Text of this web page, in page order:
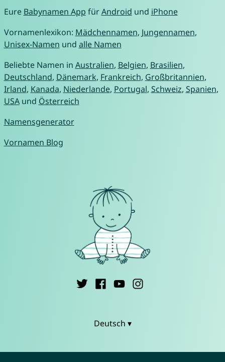
Eure Babynamen App fürAndroid und iPhone
Vornamenlexikon: Mädchennamen, Jungennamen,
Unisex-Namen und alle Namen
Beliebte Namen in Australien, Belgien, Brasilien,
Deutschland, Dänemark, Frankreich, Großbritannien,
Irland, Kanada, Niederlande, Portugal, Schweiz, Spanien,
USAund Österreich
Namensgenerator
Vornamen Blog
Deutsch ▾